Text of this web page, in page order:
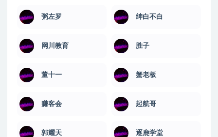
粥左罗 绅白不白
网川教育 ​胜子
董十一 蟹老板
赚客会 起航哥
郭耀天 逐鹿学堂